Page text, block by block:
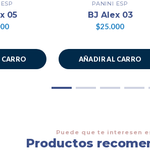
05
PANINI ESP
BJ Alex 03
$25.000
AÑADIR AL CARRO
Puede que te interesen
Productos